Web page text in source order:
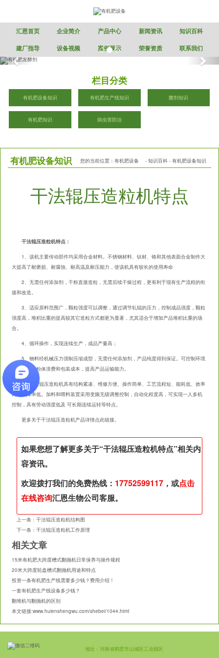
汇恩首页 企业简介 产品中心 新闻资讯
知识百科
建厂指导
设备视频 案例展示 荣誉资质 联系我们
栏目分类
有机肥设备知识 有机肥生产线知识 菌剂知识
有机肥知识 病虫害防治
有机肥设备知识 您的当前位置： 有机肥设备 - 知识百科 - 有机肥设备知识
干法辊压造粒机特点
干法辊压造粒机特点：
1、该机主要传动部件均采用合金材料。不锈钢材料、钛材、铬和其他表面合金制作大
大提高了耐磨损、耐腐蚀、耐高温及耐压能力，使该机具有较长的使用寿命
2、无需任何添加剂，干粉直接造粒，无需后续干燥过程，更有利于现有生产流程的衔
接和改造。
3、适应原料范围广，颗粒强度可以调整，通过调节轧辊的压力，控制成品强度，颗粒
强度高，堆积比重的提高较其它造粒方式都更为显著，尤其适合于增加产品堆积比重的场
合。
4、循环操作，实现连续生产，成品产量高；
5、物料经机械压力强制压缩成型，无需任何添加剂，产品纯度得到保证。可控制环境
污染，减少粉体浪费和包装成本，提高产品运输能力。
6、干法辊压造粒机具有结构紧凑、维修方便、操作简单、工艺流程短、能耗低、效率
高、故障率低。 加料和喂料装置采用变频无级调整控制，自动化程度高，可实现一人多机
控制，具有劳动强度低及 可长期连续运转等特点。
更多关于干法辊压造粒机产品详情点此链接。
如果您想了解更多关于“干法辊压造粒机特点”相关内
容资讯。
欢迎拨打我们的免费热线： 17752599117 ，或点击
在线咨询汇恩生物公司客服。
上一条：干法辊压造粒机结构图
下一条：干法辊压造粒机工作原理
相关文章
15米有机肥大跨度槽式翻抛机日常保养与操作规程
20米大跨度轮盘槽式翻抛机用途和特点
投资一条有机肥生产线需要多少钱？费用介绍！
一套有机肥生产线设备多少钱？
翻堆机与翻抛机的区别
本文链接:www.huienshengwu.com/shebei/1044.html
地址：河南省鹤壁市山城区工业园区